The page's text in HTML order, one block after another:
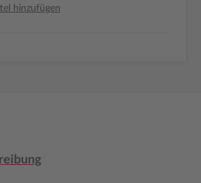
hinzufügen